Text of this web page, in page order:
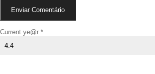
Current ye@r *